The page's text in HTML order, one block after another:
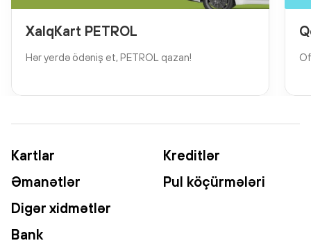
XalqKart PETROL
Hər yerdə ödəniş et, PETROL qazan!
Kartlar
Kreditlər
Əmanətlər
Pul köçürmələri
Digər xidmətlər
Bank